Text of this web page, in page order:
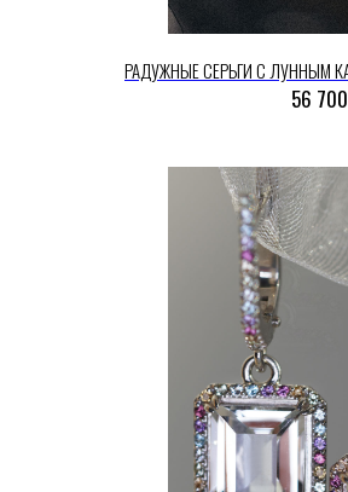
РАДУЖНЫЕ СЕРЬГИ С ЛУННЫМ
56 700